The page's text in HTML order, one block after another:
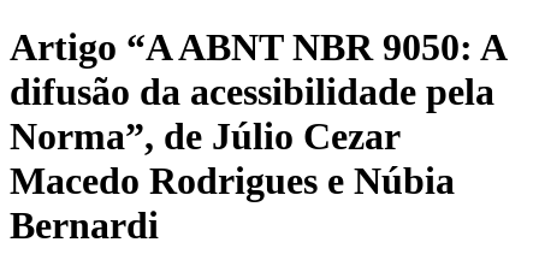
Artigo “A ABNT NBR 9050: A
difusão da acessibilidade pela
Norma”, de Júlio Cezar
Macedo Rodrigues e Núbia
Bernardi